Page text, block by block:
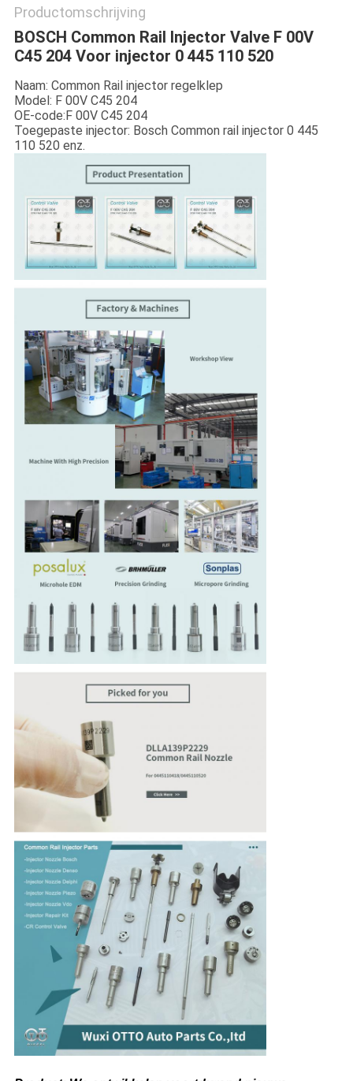
Productomschrijving
BOSCH Common Rail Injector Valve F 00V
C45 204 Voor injector 0 445 110 520
Naam: Common Rail injector regelklep
Model: F 00V C45 204
OE-code:F 00V C45 204
Toegepaste injector: Bosch Common rail injector 0 445
110 520 enz.